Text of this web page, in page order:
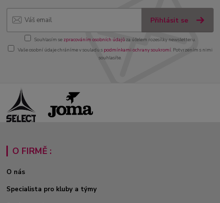
Přihlásit se
Souhlasím se zpracováním osobních údajůza účelem rozesílky newsletteru.
Vaše osobní údaje chráníme v souladu s podmínkami ochrany soukromí. Potvrzením s nimi
souhlasíte.
O FIRMĚ :
O nás
Specialista pro kluby a týmy